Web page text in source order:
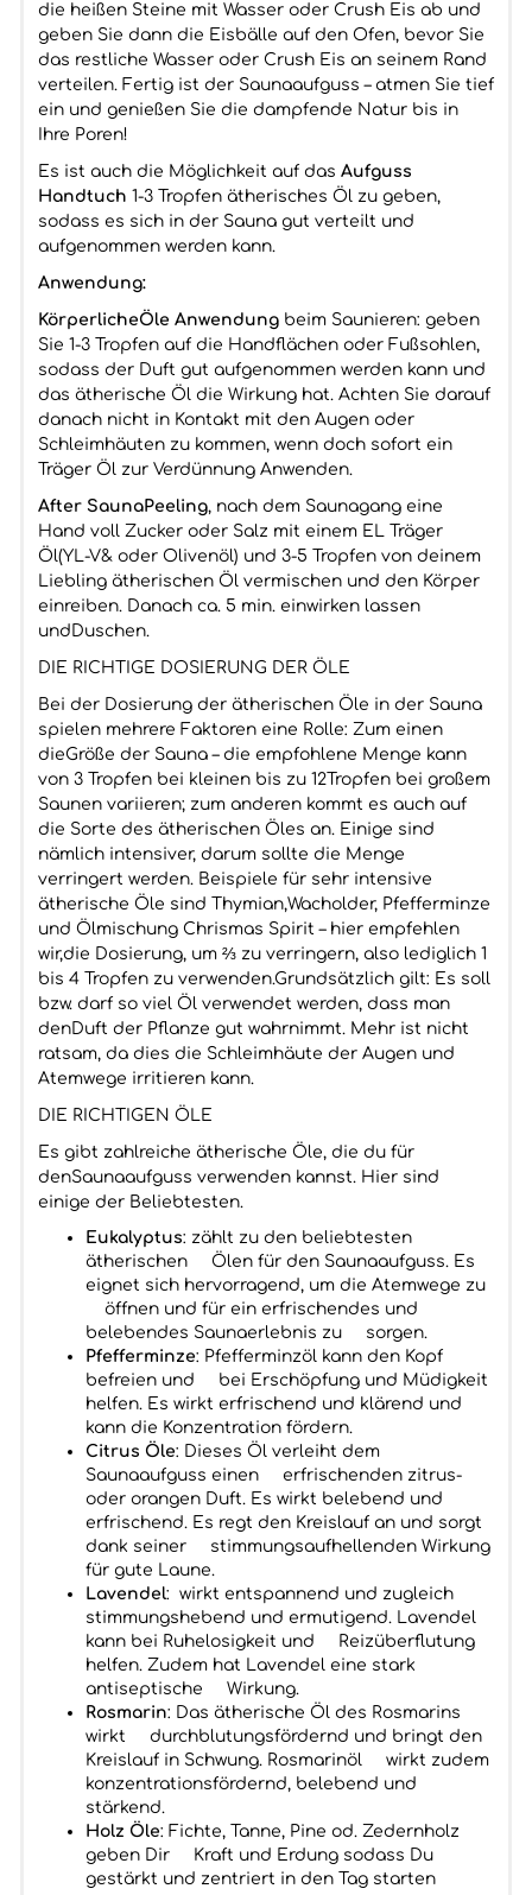
die heißen Steine mit Wasser oder Crush Eis ab und
geben Sie dann die Eisbälle auf den Ofen, bevor Sie
das restliche Wasser oder Crush Eis an seinem Rand
verteilen. Fertig ist der Saunaaufguss – atmen Sie tief
ein und genießen Sie die dampfende Natur bis in
Ihre Poren!
Es ist auch die Möglichkeit auf das Aufguss
Handtuch 1-3 Tropfen ätherisches Öl zu geben,
sodass es sich in der Sauna gut verteilt und
aufgenommen werden kann.
Anwendung:
KörperlicheÖle Anwendungbeim Saunieren: geben
Sie 1-3 Tropfen auf die Handflächen oder Fußsohlen,
sodass der Duft gut aufgenommen werden kann und
das ätherische Öl die Wirkung hat. Achten Sie darauf
danach nicht in Kontakt mit den Augen oder
Schleimhäuten zu kommen, wenn doch sofort ein
Träger Öl zur Verdünnung Anwenden.
After SaunaPeeling, nach dem Saunagang eine
Hand voll Zucker oder Salz mit einem EL Träger
Öl(YL-V& oder Olivenöl) und 3-5 Tropfen von deinem
Liebling ätherischen Öl vermischen und den Körper
einreiben. Danach ca. 5 min. einwirken lassen
undDuschen.
DIE RICHTIGE DOSIERUNG DER ÖLE
Bei der Dosierung der ätherischen Öle in der Sauna
spielen mehrere Faktoren eine Rolle: Zum einen
dieGröße der Sauna – die empfohlene Menge kann
von 3 Tropfen bei kleinen bis zu 12Tropfen bei großem
Saunen variieren; zum anderen kommt es auch auf
die Sorte des ätherischen Öles an. Einige sind
nämlich intensiver, darum sollte die Menge
verringert werden. Beispiele für sehr intensive
ätherische Öle sind Thymian,Wacholder, Pfefferminze
und Ölmischung Chrismas Spirit – hier empfehlen
wir,die Dosierung, um ⅔ zu verringern, also lediglich 1
bis 4 Tropfen zu verwenden.Grundsätzlich gilt: Es soll
bzw. darf so viel Öl verwendet werden, dass man
denDuft der Pflanze gut wahrnimmt. Mehr ist nicht
ratsam, da dies die Schleimhäute der Augen und
Atemwege irritieren kann.
DIE RICHTIGEN ÖLE
Es gibt zahlreiche ätherische Öle, die du für
denSaunaaufguss verwenden kannst. Hier sind
einige der Beliebtesten.
Eukalyptus: zählt zu den beliebtesten
ätherischen Ölen für den Saunaaufguss. Es
eignet sich hervorragend, um die Atemwege zu
öffnen und für ein erfrischendes und
belebendes Saunaerlebnis zu sorgen.
Pfefferminze: Pfefferminzöl kann den Kopf
befreien und bei Erschöpfung und Müdigkeit
helfen. Es wirkt erfrischend und klärend und
kann die Konzentration fördern.
Citrus Öle: Dieses Öl verleiht dem
Saunaaufguss einen erfrischenden zitrus-
oder orangen Duft. Es wirkt belebend und
erfrischend. Es regt den Kreislauf an und sorgt
dank seiner stimmungsaufhellenden Wirkung
für gute Laune.
Lavendel: wirkt entspannend und zugleich
stimmungshebend und ermutigend. Lavendel
kann bei Ruhelosigkeit und Reizüberflutung
helfen. Zudem hat Lavendel eine stark
antiseptische Wirkung.
Rosmarin: Das ätherische Öl des Rosmarins
wirkt durchblutungsfördernd und bringt den
Kreislauf in Schwung. Rosmarinöl wirkt zudem
konzentrationsfördernd, belebend und
stärkend.
Holz Öle: Fichte, Tanne, Pine od. Zedernholz
geben Dir Kraft und Erdung sodass Du
gestärkt und zentriert in den Tag starten